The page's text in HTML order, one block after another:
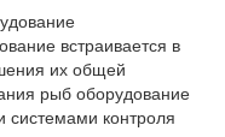
встраивается в
их общей
рыб оборудование
контроля